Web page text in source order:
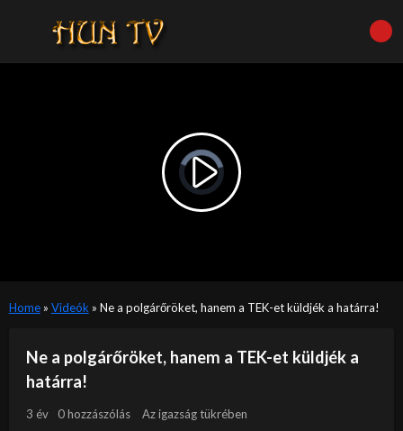
Video
Player
is
loading.Play
Home» Videók » Ne a polgárőröket, hanem a TEK-et küldjék a határra!
Ne a polgárőröket, hanem a TEK-et küldjék a
határra!
3 év 0 hozzászólás Az igazság tükrében